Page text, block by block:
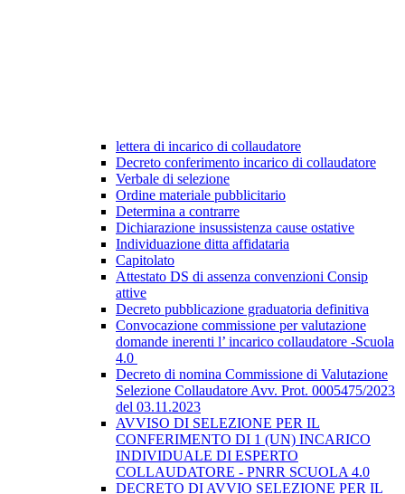
lettera di incarico di collaudatore
Decreto conferimento incarico di collaudatore
Verbale di selezione
Ordine materiale pubblicitario
Determina a contrarre
Dichiarazione insussistenza cause ostative
Individuazione ditta affidataria
Capitolato
Attestato DS di assenza convenzioni Consip
attive
Decreto pubblicazione graduatoria definitiva
Convocazione commissione per valutazione
domande inerenti l’ incarico collaudatore -Scuola
4.0
Decreto di nomina Commissione di Valutazione
Selezione Collaudatore Avv. Prot. 0005475/2023
del 03.11.2023
AVVISO DI SELEZIONE PER IL
CONFERIMENTO DI 1 (UN) INCARICO
INDIVIDUALE DI ESPERTO
COLLAUDATORE - PNRR SCUOLA 4.0
DECRETO DI AVVIO SELEZIONE PER IL